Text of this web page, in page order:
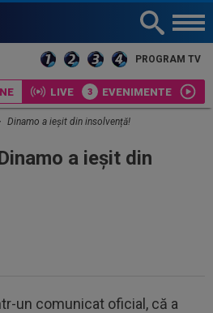
PROGRAM TV
LIVE EVENIMENTE
Dinamo a ieșit din insolvență!
a ieșit din
un comunicat oficial, că a